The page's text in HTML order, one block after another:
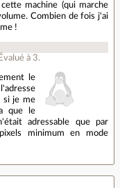
machine (qui marche
Combien de fois j'ai
!
Évalué à 3.
le
si je me
que le
adressable que par
minimum en mode